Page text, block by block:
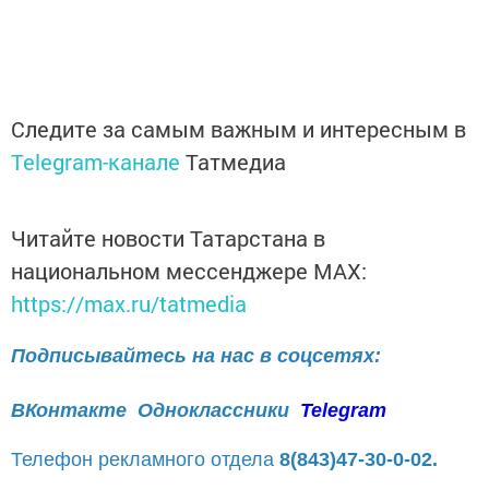
Следите за самым важным и интересным в
Telegram-канале Татмедиа
Читайте новости Татарстана в
национальном мессенджере MАХ:
https://max.ru/tatmedia
Подписывайтесь на нас в соцсетях:
ВКонтакте Одноклассники Telegram
Телефон рекламного отдела 8(843)47-30-0-02.